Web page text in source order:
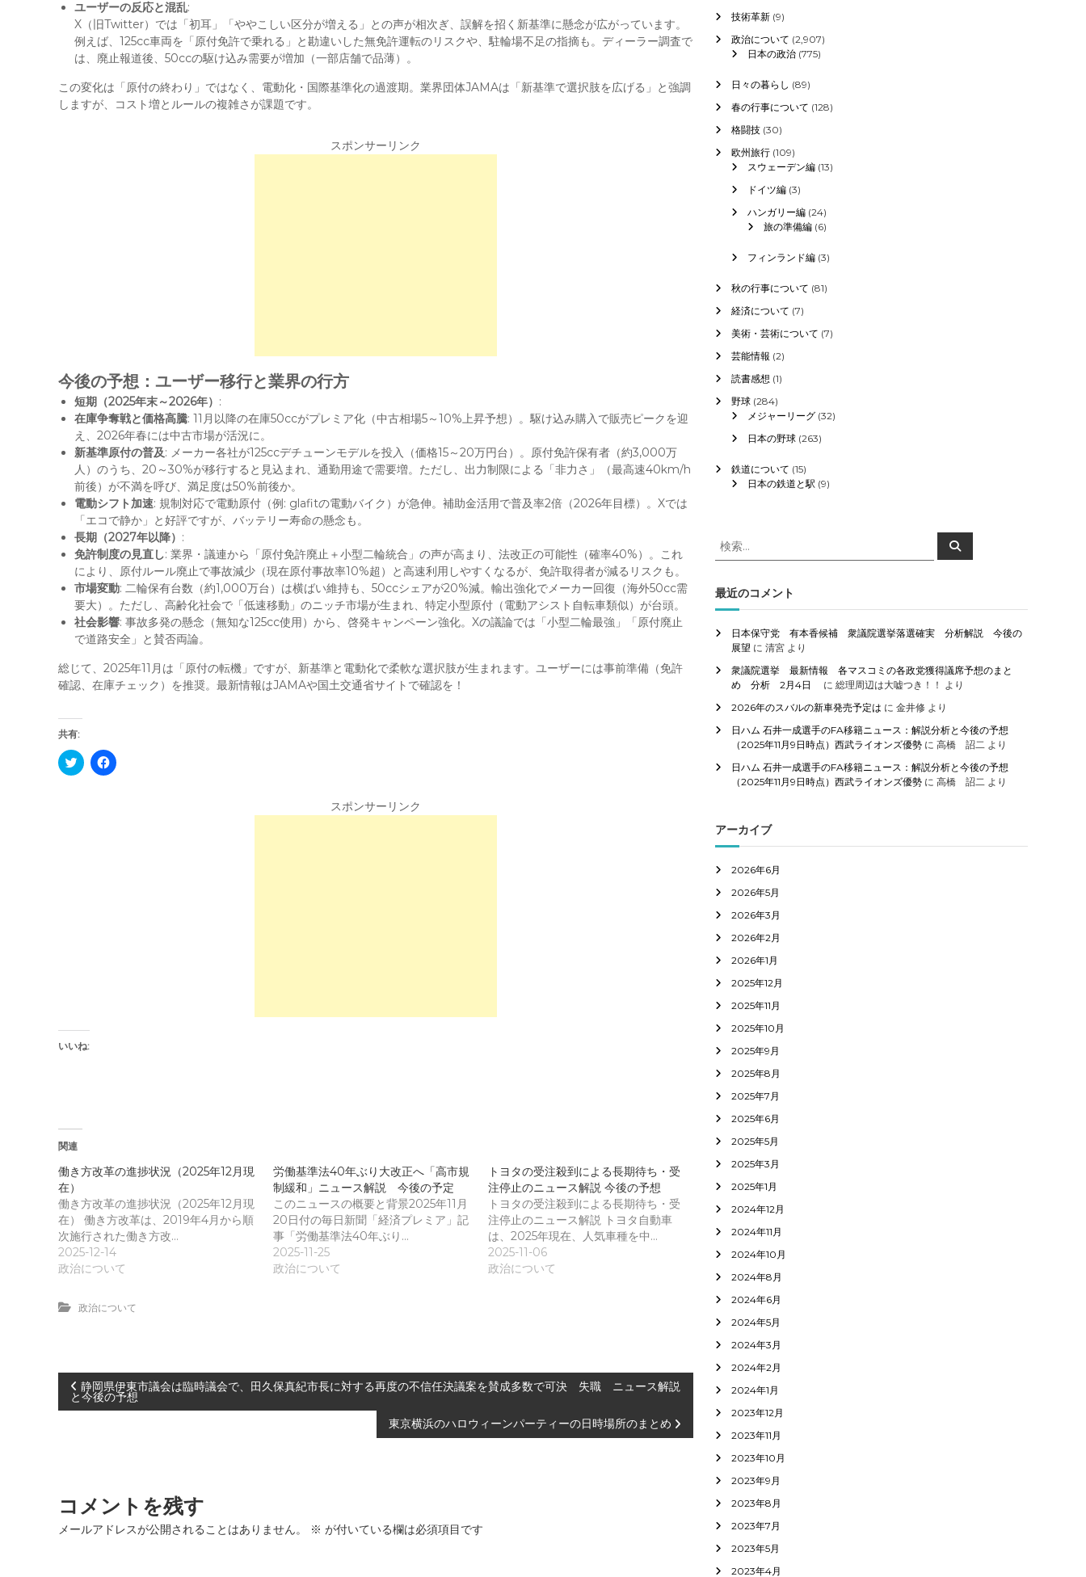
ユーザーの反応と混乱:
X（旧Twitter）では「初耳」「ややこしい区分が増える」との声が相次ぎ、誤解を招く新基準に懸念が広がっています。
例えば、125cc車両を「原付免許で乗れる」と勘違いした無免許運転のリスクや、駐輪場不足の指摘も。ディーラー調査で
は、廃止報道後、50ccの駆け込み需要が増加（一部店舗で品薄）。
この変化は「原付の終わり」ではなく、電動化・国際基準化の過渡期。業界団体JAMAは「新基準で選択肢を広げる」と強調
しますが、コスト増とルールの複雑さが課題です。
スポンサーリンク
今後の予想：ユーザー移行と業界の行方
短期（2025年末～2026年） :
在庫争奪戦と価格高騰: 11月以降の在庫50ccがプレミア化（中古相場5～10%上昇予想）。駆け込み購入で販売ピークを迎
え、2026年春には中古市場が活況に。
新基準原付の普及: メーカー各社が125ccデチューンモデルを投入（価格15～20万円台）。原付免許保有者（約3,000万
人）のうち、20～30%が移行すると見込まれ、通勤用途で需要増。ただし、出力制限による「非力さ」（最高速40km/h
前後）が不満を呼び、満足度は50%前後か。
電動シフト加速: 規制対応で電動原付（例: glafitの電動バイク）が急伸。補助金活用で普及率2倍（2026年目標）。Xでは
「エコで静か」と好評ですが、バッテリー寿命の懸念も。
長期（2027年以降） :
免許制度の見直し: 業界・議連から「原付免許廃止＋小型二輪統合」の声が高まり、法改正の可能性（確率40%）。これ
により、原付ルール廃止で事故減少（現在原付事故率10%超）と高速利用しやすくなるが、免許取得者が減るリスクも。
市場変動: 二輪保有台数（約1,000万台）は横ばい維持も、50ccシェアが20%減。輸出強化でメーカー回復（海外50cc需
要大）。ただし、高齢化社会で「低速移動」のニッチ市場が生まれ、特定小型原付（電動アシスト自転車類似）が台頭。
社会影響: 事故多発の懸念（無知な125cc使用）から、啓発キャンペーン強化。Xの議論では「小型二輪最強」「原付廃止
で道路安全」と賛否両論。
総じて、2025年11月は「原付の転機」ですが、新基準と電動化で柔軟な選択肢が生まれます。ユーザーには事前準備（免許
確認、在庫チェック）を推奨。最新情報はJAMAや国土交通省サイトで確認を！
共有:
C
l
ィ
ン
ド
)
F
a
)
スポンサーリンク
いいね:
関連
働き方改革の進捗状況（2025年12月現
在）
働き方改革の進捗状況（2025年12月現
在） 働き方改革は、2019年4月から順
次施行された働き方改…
2025-12-14
政治について
労働基準法40年ぶり大改正へ「高市規
制緩和」ニュース解説 今後の予定
このニュースの概要と背景2025年11月
20日付の毎日新聞「経済プレミア」記
事「労働基準法40年ぶり…
2025-11-25
政治について
トヨタの受注殺到による長期待ち・受
注停止のニュース解説 今後の予想
トヨタの受注殺到による長期待ち・受
注停止のニュース解説 トヨタ自動車
は、2025年現在、人気車種を中…
2025-11-06
政治について
政治について
投
ビ
ゲ
静岡県伊東市議会は臨時議会で、田久保真紀市長に対する再度の不信任決議案を賛成多数で可決 失職 ニュース解説
と今後の予想
東京横浜のハロウィーンパーティーの日時場所のまとめ
コメントを残す
メールアドレスが公開されることはありません。 ※ が付いている欄は必須項目です
技術革新 (9)
政治について (2,907)
日本の政治 (775)
日々の暮らし (89)
春の行事について (128)
格闘技 (30)
欧州旅行 (109)
スウェーデン編 (13)
ドイツ編 (3)
ハンガリー編 (24)
旅の準備編 (6)
フィンランド編 (3)
秋の行事について (81)
経済について (7)
美術・芸術について (7)
芸能情報 (2)
読書感想 (1)
野球 (284)
メジャーリーグ (32)
日本の野球 (263)
鉄道について (15)
日本の鉄道と駅 (9)
検
索
象
:
検
索
最近のコメント
日本保守党 有本香候補 衆議院選挙落選確実 分析解説 今後の
展望 に清宮 より
衆議院選挙 最新情報 各マスコミの各政党獲得議席予想のまと
め 分析 2月4日
に総理周辺は大嘘つき！！ より
2026年のスバルの新車発売予定は に金井修 より
日ハム 石井一成選手のFA移籍ニュース：解説分析と今後の予想
（2025年11月9日時点）西武ライオンズ優勢 に高橋 詔二 より
日ハム 石井一成選手のFA移籍ニュース：解説分析と今後の予想
（2025年11月9日時点）西武ライオンズ優勢 に高橋 詔二 より
アーカイブ
2026年6月
2026年5月
2026年3月
2026年2月
2026年1月
2025年12月
2025年11月
2025年10月
2025年9月
2025年8月
2025年7月
2025年6月
2025年5月
2025年3月
2025年1月
2024年12月
2024年11月
2024年10月
2024年8月
2024年6月
2024年5月
2024年3月
2024年2月
2024年1月
2023年12月
2023年11月
2023年10月
2023年9月
2023年8月
2023年7月
2023年5月
2023年4月